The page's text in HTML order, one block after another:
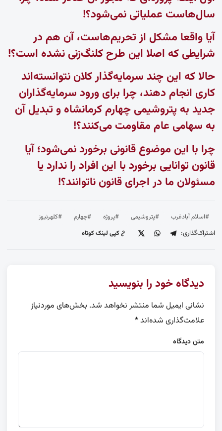
سال‌هاست عملیاتی نمی‌شود؟!
آیا واقعا مشکل از تحریم‌هاست، آن هم در
شرایطی که اصلا این طرح کلنگ‌زنی نشده است؟!
حالا که این چند سرمایه‌گذار کلان نتوانسته‌اند
کاری انجام دهند، چرا برای ورود سرمایه‌گذاران
جدید به پتروشیمی چهارم کرمانشاه و تبدیل آن
به سهامی عام مقاومت می‌کنند؟!
چرا با این موضوع قانونی برخورد نمی‌شود؛ آیا
قانون توانایی برخورد با این افراد را ندارد یا
مسئولان ما در اجرای قانون ناتوانند؟!
#اسلام آبادغرب #پتروشیمی #پروژه #چهارم
#کلهرنیوز
اشتراک‌گذاری:
کپی لینک کوتاه
دیدگاه خود را بنویسید
نشانی ایمیل شما منتشر نخواهد شد. بخش‌های موردنیاز
علامت‌گذاری شده‌اند*
متن دیدگاه